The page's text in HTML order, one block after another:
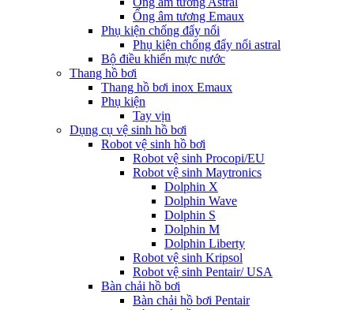
Ống âm tương Emaux
Phụ kiện chống đẩy nổi
Phụ kiện chống đẩy nổi astral
Bộ điều khiển mực nước
Thang hồ bơi
Thang hồ bơi inox Emaux
Phụ kiện
Tay vịn
Dụng cụ vệ sinh hồ bơi
Robot vệ sinh hồ bơi
Robot vệ sinh Procopi/EU
Robot vệ sinh Maytronics
Dolphin X
Dolphin Wave
Dolphin S
Dolphin M
Dolphin Liberty
Robot vệ sinh Kripsol
Robot vệ sinh Pentair/ USA
Bàn chải hồ bơi
Bàn chải hồ bơi Pentair